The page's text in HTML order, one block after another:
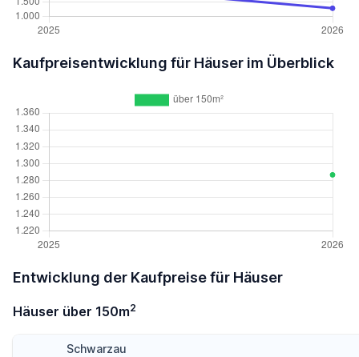
Kaufpreisentwicklung für Häuser im Überblick
Entwicklung der Kaufpreise für Häuser
Häuser über 150m2
Schwarzau